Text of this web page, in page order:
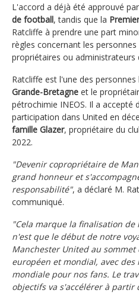
L'accord a déjà été approuvé
de football, tandis que la
Ratcliffe à prendre une part
règles concernant les
propriétaires ou administrateurs
Ratcliffe est l'une des personnes
Grande-Bretagne et le
pétrochimie INEOS. Il a accepté
participation dans United en
famille Glazer, propriétaire du
2022.
"Devenir copropriétaire de
grand honneur et
responsabilité", a déclaré M.
communiqué.
"Cela marque la finalisation
n'est que le début de notre
Manchester United au
européen et mondial, avec
mondiale pour nos fans. Le
objectifs va s'accélérer à